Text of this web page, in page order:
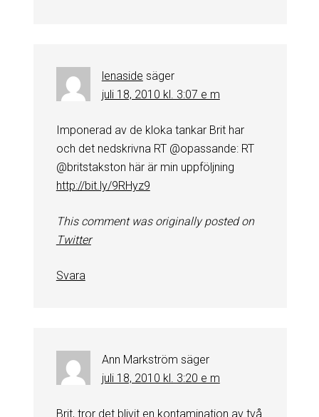
lenaside säger
juli 18, 2010 kl. 3:07 e m
Imponerad av de kloka tankar Brit har
och det nedskrivna RT @opassande: RT
@britstakston här är min uppföljning
http://bit.ly/9RHyz9
This comment was originally posted on
Twitter
Svara
Ann Markström säger
juli 18, 2010 kl. 3:20 e m
Brit, tror det blivit en kontamination av två